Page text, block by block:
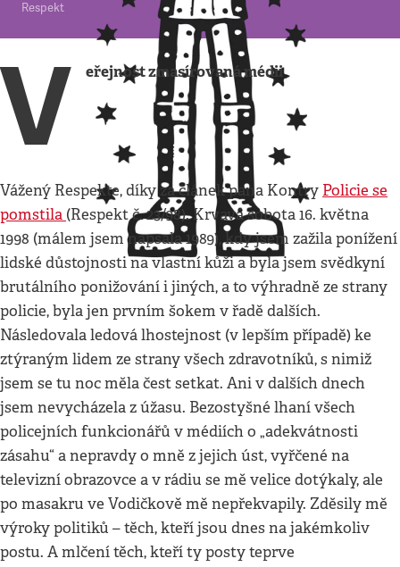
Respekt
V eřejnost zmasírovaná médii
Vážený Respekte, díky za článek pana Kontry Policie se
pomstila (Respekt č. 23/98). Krvavá sobota 16. května
1998 (málem jsem napsala 1989), kdy jsem zažila ponížení
lidské důstojnosti na vlastní kůži a byla jsem svědkyní
brutálního ponižování i jiných, a to výhradně ze strany
policie, byla jen prvním šokem v řadě dalších.
Následovala ledová lhostejnost (v lepším případě) ke
ztýraným lidem ze strany všech zdravotníků, s nimiž
jsem se tu noc měla čest setkat. Ani v dalších dnech
jsem nevycházela z úžasu. Bezostyšné lhaní všech
policejních funkcionářů v médiích o „adekvátnosti
zásahu“ a nepravdy o mně z jejich úst, vyřčené na
televizní obrazovce a v rádiu se mě velice dotýkaly, ale
po masakru ve Vodičkově mě nepřekvapily. Zděsily mě
výroky politiků – těch, kteří jsou dnes na jakémkoliv
postu. A mlčení těch, kteří ty posty teprve